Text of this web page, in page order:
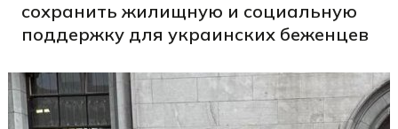
сохранить жилищную и социальную
поддержку для украинских беженцев